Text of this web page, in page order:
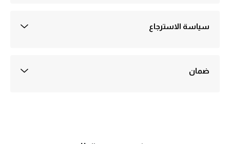
سياسة الاسترجاع
من تاريخه وهو بمثابة مده كافيه للتأكد ان المنتج لايوجد به اي عيوب صناعه
ضمان